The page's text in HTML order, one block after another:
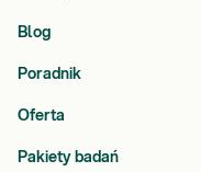
Blog
Poradnik
Oferta
Pakiety badań